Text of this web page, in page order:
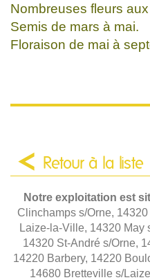
Nombreuses fleurs
Semis de mars à mai.
Floraison de mai à
Retour à la liste
Notre exploitation est
Clinchamps s/Orne,
Laize-la-Ville, 14320 May
14320 St-André s/Orne,
14220 Barbery, 14220
14680 Bretteville s/